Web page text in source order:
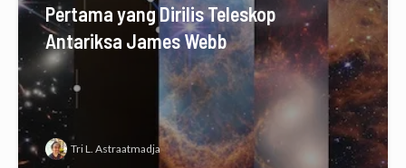
Pertama yang Dirilis Teleskop
Antariksa James Webb
Tri L. Astraatmadja